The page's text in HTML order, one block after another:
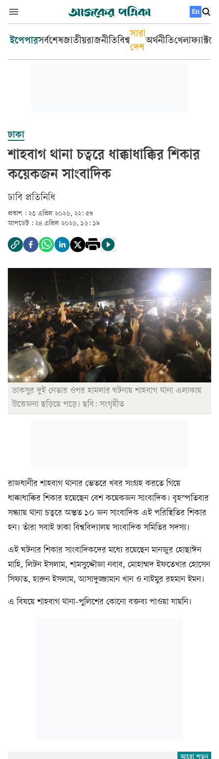
En
ইপেপারসর্বশেষজাতীয়রাজনীতিবিশ্ব
সারা
দেশ
অর্থনীতিখেলা
ঢাকা
শাহবাগ থানা চত্বরে ধাক্কাধাক্কির শিকার
কয়েকজন সাংবাদিক
ঢাবি প্রতিনিধি
প্রকাশ : ২৩ এপ্রিল ২০২৬, ২২: ৫৮
আপডেট : ২৪ এপ্রিল ২০২৬, ১৬: ১৯
ডাকসুর দুই নেতার ওপর হামলার ঘটনায় শাহবাগ থানা এলাকায়
উত্তেজনা ছড়িয়ে পড়ে। ছবি: সংগৃহীত
রাজধানীর শাহবাগ থানার ভেতরে খবর সংগ্রহ করতে গিয়ে
ধাক্কাধাক্কির শিকার হয়েছেন বেশ কয়েকজন সাংবাদিক। বৃহস্পতিবার
সন্ধ্যায় থানা চত্বরে অন্তত ১০ জন সাংবাদিক এই পরিস্থিতির শিকার
হন। তাঁরা সবাই ঢাকা বিশ্ববিদ্যালয় সাংবাদিক সমিতির সদস্য।
এই ঘটনার শিকার সাংবাদিকদের মধ্যে রয়েছেন মানজুর হোছাঈন
মাহি, লিটন ইসলাম, শামসুদ্দৌজা নবাব, মোহাম্মদ ইফতেখার হোসেন
সিফাত, হারুন ইসলাম, আসাদুজ্জামান খান ও নাইমুর রহমান ইমন।
এ বিষয়ে শাহবাগ থানা-পুলিশের কোনো বক্তব্য পাওয়া যায়নি।